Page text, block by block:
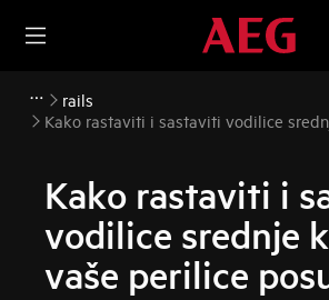
rails
Kako rastaviti i sastaviti vodilice
Kako rastaviti i
vodilice srednje
vaše perilice